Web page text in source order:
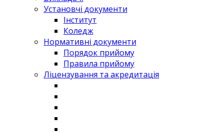
Установчі документи
Інститут
Коледж
Нормативні документи
Порядок прийому
Правила прийому
Ліцензування та акредитація